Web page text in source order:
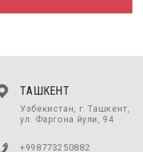
ТАШКЕНТ
Узбекистан, г. Ташкент,
ул. Фаргона йули, 94
+998773250882